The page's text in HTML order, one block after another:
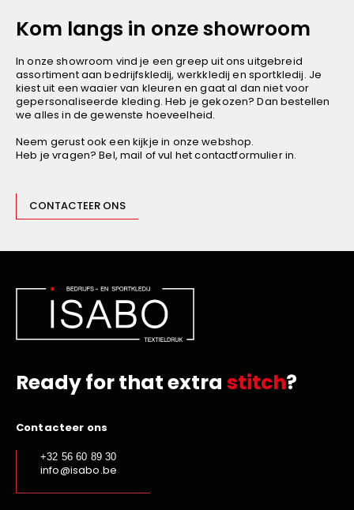
Kom langs in onze showroom
In onze showroom vind je een greep uit ons uitgebreid
assortiment aan bedrijfskledij, werkkledij en sportkledij. Je
kiest uit een waaier van kleuren en gaat al dan niet voor
gepersonaliseerde kleding. Heb je gekozen? Dan bestellen
we alles in de gewenste hoeveelheid.
Neem gerust ook een kijkje in onze webshop.
Heb je vragen? Bel, mail of vul het contactformulier in.
CONTACTEER ONS
Ready for that extra stitch?
Contacteer ons
+32 56 60 89 30
info@isabo.be